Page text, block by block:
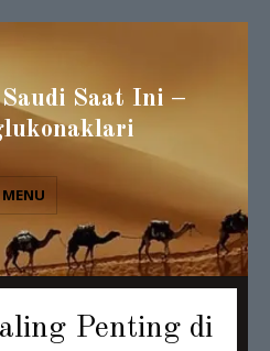
Saat Ini –
MENU
Penting di